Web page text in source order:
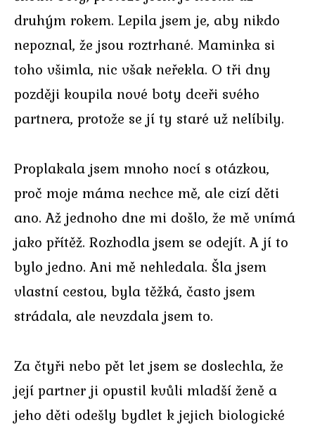
druhým rokem. Lepila jsem je, aby nikdo
nepoznal, že jsou roztrhané. Maminka si
toho všimla, nic však neřekla. O tři dny
později koupila nové boty dceři svého
partnera, protože se jí ty staré už nelíbily.
Proplakala jsem mnoho nocí s otázkou,
proč moje máma nechce mě, ale cizí děti
ano. Až jednoho dne mi došlo, že mě vnímá
jako přítěž. Rozhodla jsem se odejít. A jí to
bylo jedno. Ani mě nehledala. Šla jsem
vlastní cestou, byla těžká, často jsem
strádala, ale nevzdala jsem to.
Za čtyři nebo pět let jsem se doslechla, že
její partner ji opustil kvůli mladší ženě a
jeho děti odešly bydlet k jejich biologické